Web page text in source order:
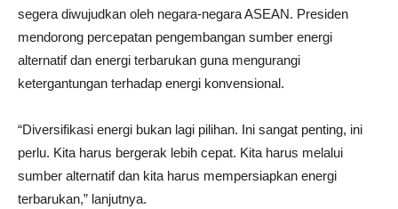
segera diwujudkan oleh negara-negara ASEAN. Presiden
mendorong percepatan pengembangan sumber energi
alternatif dan energi terbarukan guna mengurangi
ketergantungan terhadap energi konvensional.
“Diversifikasi energi bukan lagi pilihan. Ini sangat penting, ini
perlu. Kita harus bergerak lebih cepat. Kita harus melalui
sumber alternatif dan kita harus mempersiapkan energi
terbarukan,” lanjutnya.